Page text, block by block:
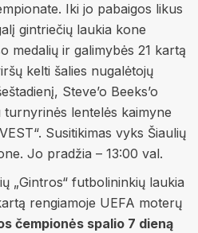
Iki jo pabaigos likus
gintriečių laukia kone
medalių ir galimybės 21 kartą
kelti šalies nugalėtojų
Steve’o Beeks’o
lentelės kaimyne
Susitikimas vyks Šiaulių
Jo pradžia – 13:00 val.
„Gintros“ futbolininkių laukia
rengiamoje UEFA moterų
čempionės spalio 7 dieną